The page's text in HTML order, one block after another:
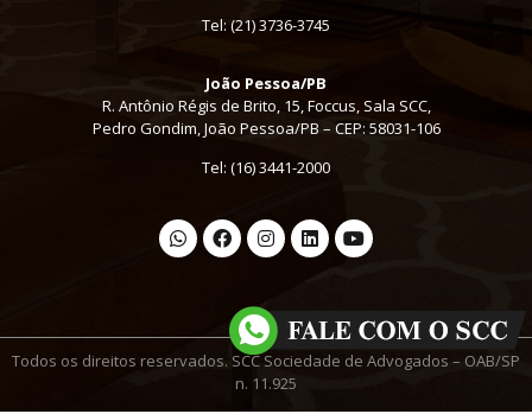
Tel: (21) 3736-3745
João Pessoa/PB
R. Antônio Régis de Brito, 15, Foccus, Sala SCC,
Pedro Gondim, João Pessoa/PB – CEP: 58031-106
Tel: (16) 3441-2000
Todos os direitos reservados. SCC Sociedade de Advogados – OAB/SP
n. 11.925